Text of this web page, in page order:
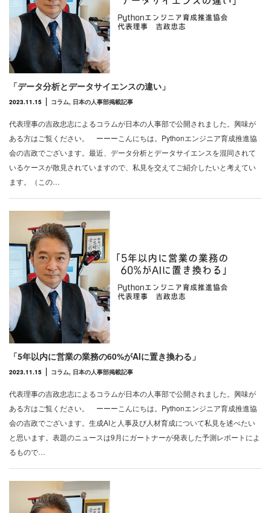
「データ分析とデータサイエンスの違い」
2023.11.15 コラム, 日本の人事部掲載記事
代表理事の吉政忠志によるコラムが日本の人事部で公開されました。興味が
ある方はご覧ください。 ーーーこんにちは。Pythonエンジニア育成推進協
会の吉政でございます。最近、データ分析とデータサイエンスを混同されて
いるケースが散見されていますので、私見を交えてご紹介したいと考えてい
ます。（この…
「5年以内に営業の業務の60%がAIに置き換わる」
2023.11.15 コラム, 日本の人事部掲載記事
代表理事の吉政忠志によるコラムが日本の人事部で公開されました。興味が
ある方はご覧ください。 ーーーこんにちは。Pythonエンジニア育成推進協
会の吉政でございます。生成AIと人事及び人材育成について私見を述べたい
と思います。表題のニュースは9月にガートナーが発表した予測レポートによ
るもので…